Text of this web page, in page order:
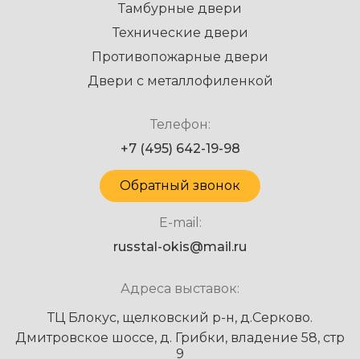
Тамбурные двери
Технические двери
Противопожарные двери
Двери с металлофиленкой
Телефон:
+7 (495) 642-19-98
Обратный звонок
E-mail:
russtal-okis@mail.ru
Адреса выставок:
ТЦ Блокус, щелковский р-н, д.Серково.
Дмитровское шоссе, д. Грибки, владение 58, стр
9